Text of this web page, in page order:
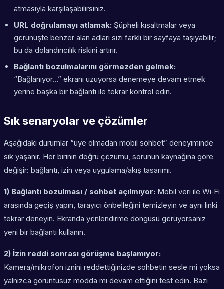
atmasıyla karşılaşabilirsiniz.
URL doğrulamayı atlamak: Şüpheli kısaltmalar veya
görünüşte benzer alan adları sizi farklı bir sayfaya taşıyabilir;
bu da dolandırıcılık riskini artırır.
Bağlantı bozulmalarını görmezden gelmek:
“Bağlanıyor…” ekranı uzuyorsa denemeye devam etmek
yerine başka bir bağlantı ile tekrar kontrol edin.
Sık senaryolar ve çözümler
Aşağıdaki durumlar “üye olmadan mobil sohbet” deneyiminde
sık yaşanır. Her birinin doğru çözümü, sorunun kaynağına göre
değişir: bağlantı, izin veya uygulama/akış tasarımı.
1) Bağlantı bozulması / sohbet açılmıyor: Mobil veri ile Wi‑Fi
arasında geçiş yapın, tarayıcı önbelleğini temizleyin ve aynı linki
tekrar deneyin. Ekranda yönlendirme döngüsü görüyorsanız
yeni bir bağlantı kullanın.
2) İzin reddi sonrası görüşme başlamıyor:
Kamera/mikrofon iznini reddettiğinizde sohbetin sesle mi yoksa
yalnızca görüntüsüz modda mı devam ettiğini test edin. Bazı